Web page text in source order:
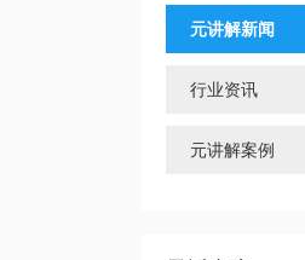
元讲解新闻
行业资讯
元讲解案例